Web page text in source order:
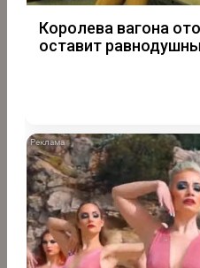
Королева вагона
оставит